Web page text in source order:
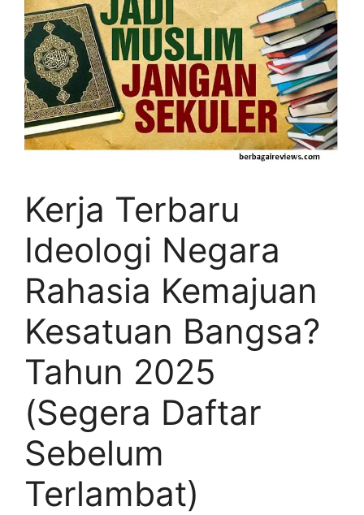
Kerja Terbaru
Ideologi Negara
Rahasia Kemajuan
Kesatuan Bangsa?
Tahun 2025
(Segera Daftar
Sebelum
Terlambat)